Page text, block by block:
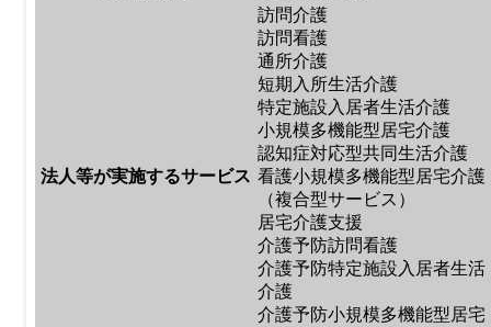
法人等が実施するサービス
訪問介護
訪問看護
通所介護
短期入所生活介護
特定施設入居者生活介護
小規模多機能型居宅介護
認知症対応型共同生活介護
看護小規模多機能型居宅介護
（複合型サービス）
居宅介護支援
介護予防訪問看護
介護予防特定施設入居者生活
介護
介護予防小規模多機能型居宅